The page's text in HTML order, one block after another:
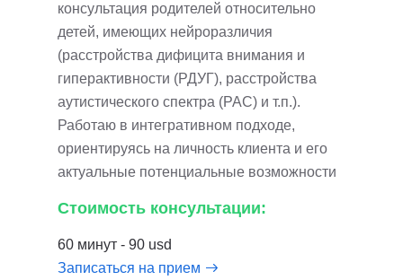
консультация родителей относительно
детей, имеющих нейроразличия
(расстройства дифицита внимания и
гиперактивности (РДУГ), расстройства
аутистического спектра (РАС) и т.п.).
Работаю в интегративном подходе,
ориентируясь на личность клиента и его
актуальные потенциальные возможности
Стоимость консультации:
60 минут - 90 usd
Записаться на прием